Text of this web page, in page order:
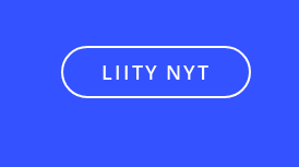
LIITY NYT